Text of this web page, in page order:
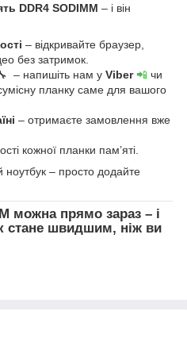
DDR4 SODIMM – і він
– відкривайте браузер,
без затримок.
– напишіть нам у Viber📲 чи
планку саме для вашого
– отримаєте замовлення вже
кожної планки пам’яті.
ноутбук – просто додайте
можна прямо зараз – і
стане швидшим, ніж ви